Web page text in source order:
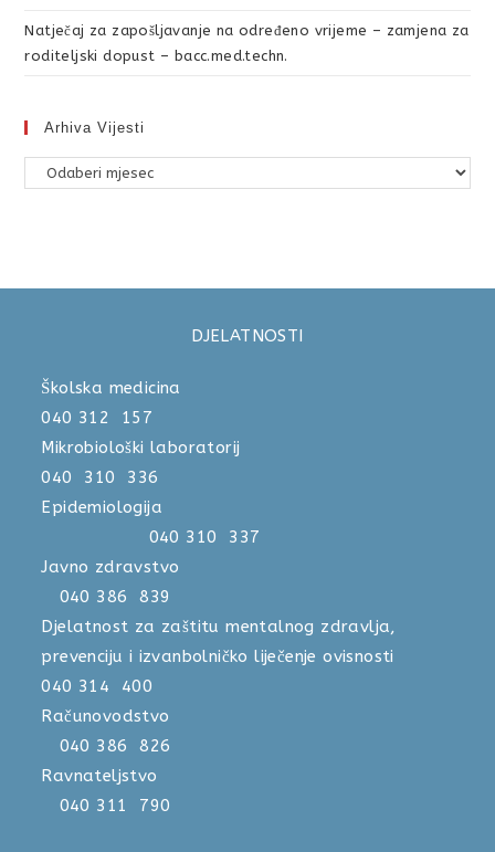
Natječaj za zapošljavanje na određeno vrijeme – zamjena za
roditeljski dopust – bacc.med.techn.
Arhiva Vijesti
DJELATNOSTI
Školska medicina
040 312 157
Mikrobiološki laboratorij
040 310 336
Epidemiologija
040 310 337
Javno zdravstvo
040 386 839
Djelatnost za zaštitu mentalnog zdravlja,
prevenciju i izvanbolničko liječenje ovisnosti
040 314 400
Računovodstvo
040 386 826
Ravnateljstvo
040 311 790